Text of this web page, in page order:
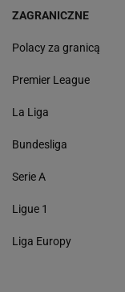
ZAGRANICZNE
Polacy za granicą
Premier League
La Liga
Bundesliga
Serie A
Ligue 1
Liga Europy